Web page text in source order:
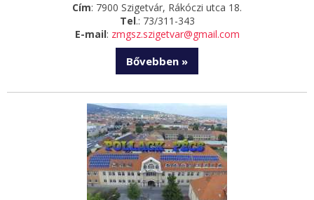
Cím: 7900 Szigetvár, Rákóczi utca 18.
Tel.: 73/311-343
E-mail: zmgsz.szigetvar@gmail.com
Bővebben »